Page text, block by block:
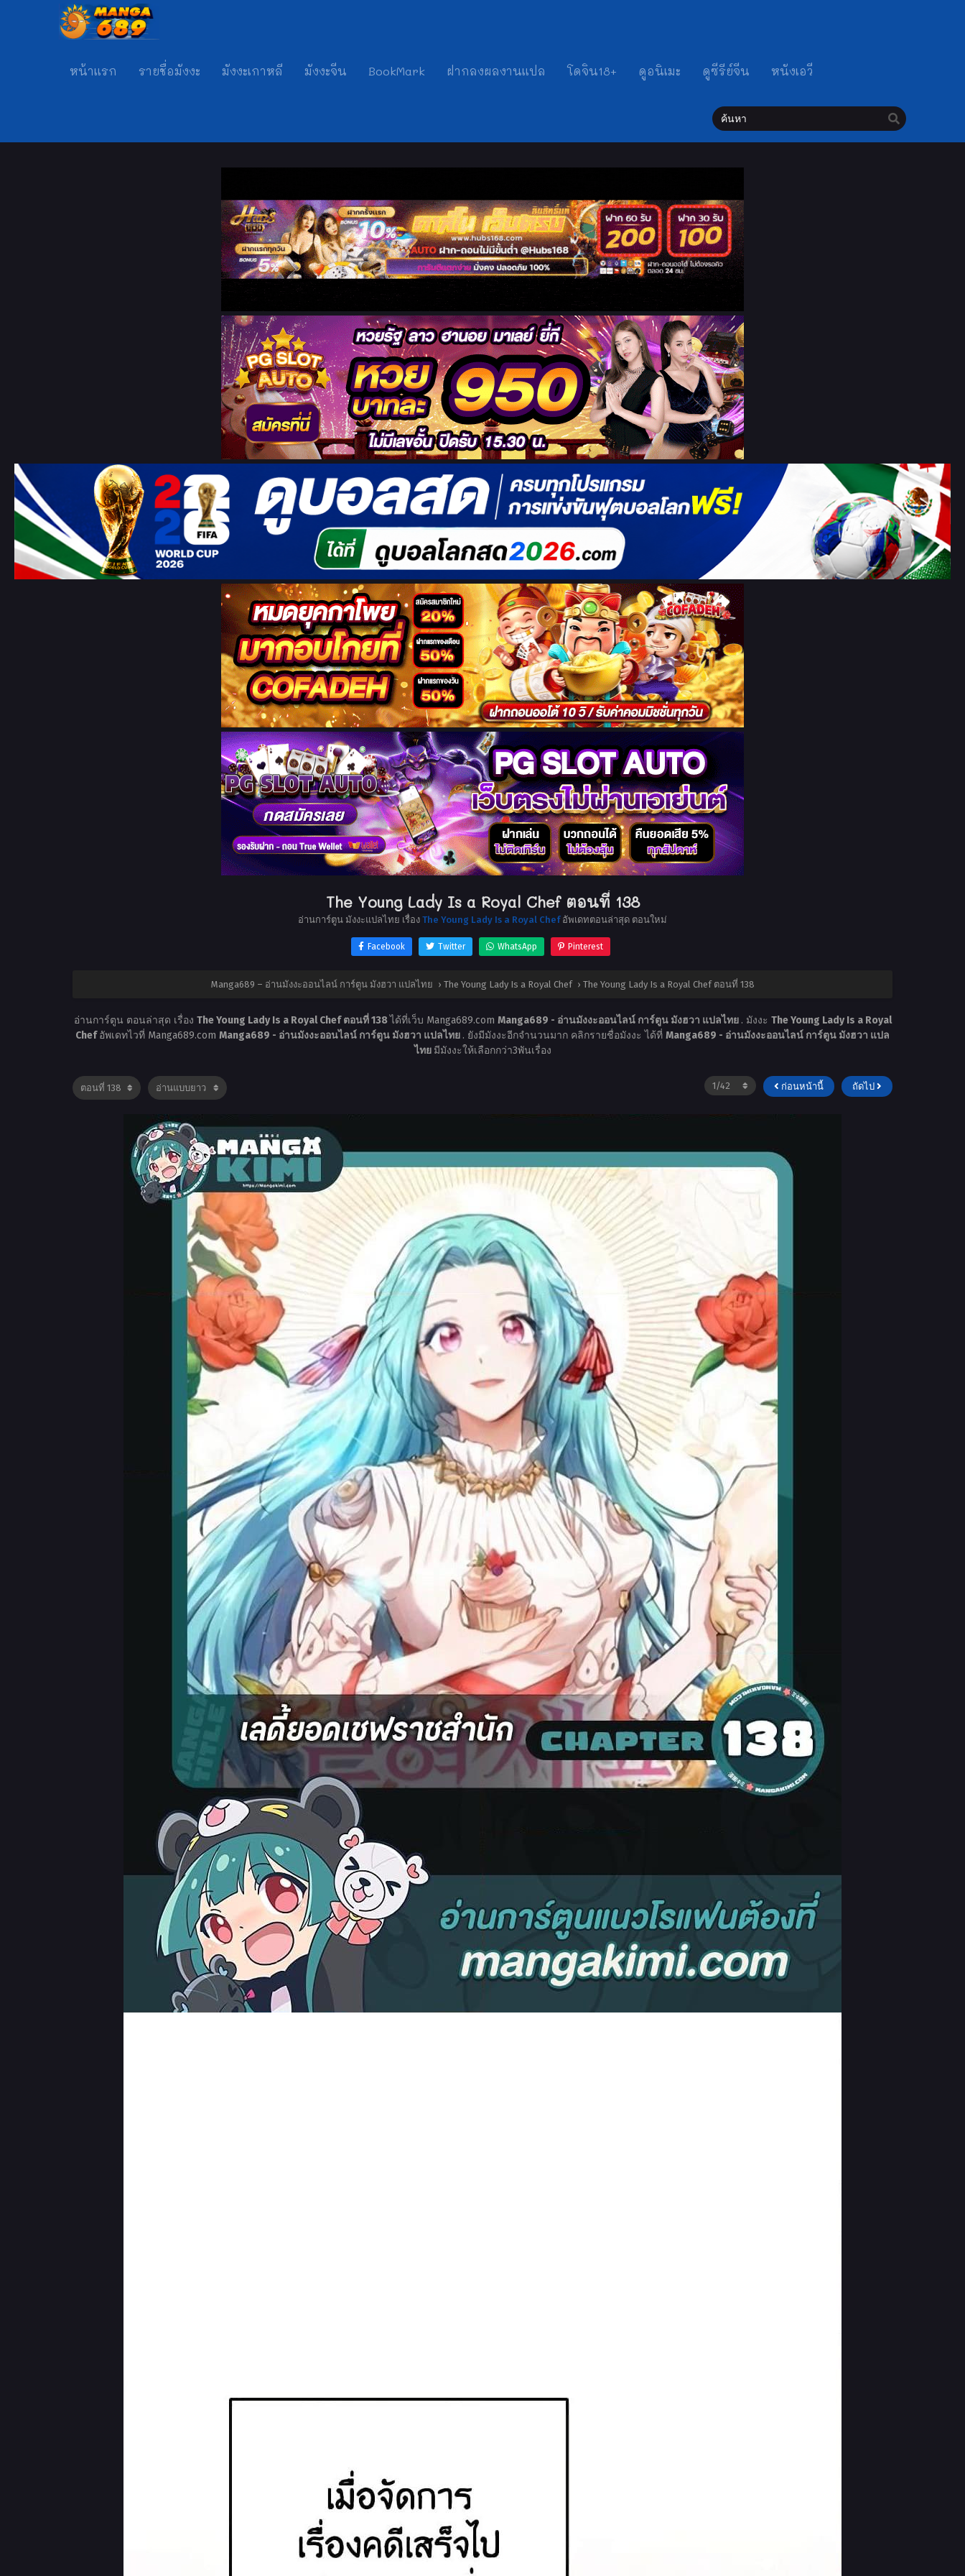
หน้าแรก รายชื่อมังงะ มังงะเกาหลี มังงะจีน BookMark ฝากลงผลงานแปล โดจิน18+ ดูอนิเมะ ดูซีรีย์จีน หนังเอวี
The Young Lady Is a Royal Chef ตอนที่ 138
อ่านการ์ตูน มังงะแปลไทย เรื่อง The Young Lady Is a Royal Chefอัพเดทตอนล่าสุด ตอนใหม่
Facebook Twitter WhatsApp Pinterest
Manga689 – อ่านมังงะออนไลน์ การ์ตูน มังฮวา แปลไทย › The Young Lady Is a Royal Chef › The Young Lady Is a Royal Chef ตอนที่ 138
อ่านการ์ตูน ตอนล่าสุด เรื่อง The Young Lady Is a Royal Chef ตอนที่ 138ได้ที่เว็บ Manga689.com Manga689 - อ่านมังงะออนไลน์ การ์ตูน มังฮวา แปลไทย . มังงะ The Young Lady Is a Royal
Chefอัพเดทไวที่ Manga689.com Manga689 - อ่านมังงะออนไลน์ การ์ตูน มังฮวา แปลไทย . ยังมีมังงะอีกจำนวนมาก คลิกรายชื่อมังงะ ได้ที่ Manga689 - อ่านมังงะออนไลน์ การ์ตูน มังฮวา แปล
ไทย มีมังงะให้เลือกกว่า3พันเรื่อง
ก่อนหน้านี้ ถัดไป